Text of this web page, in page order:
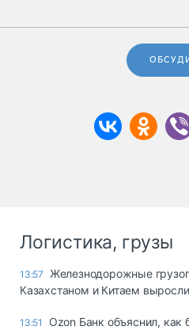
Логистика, грузы
13:57
Железнодорожные
Казахстаном и Китаем
13:51
Ozon Банк объяснил, как